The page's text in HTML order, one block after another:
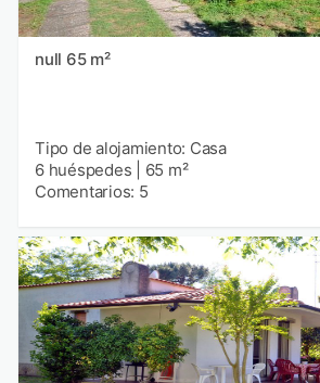
null 65 m²
Tipo de alojamiento: Casa
6 huéspedes
65 m²
Comentarios: 5